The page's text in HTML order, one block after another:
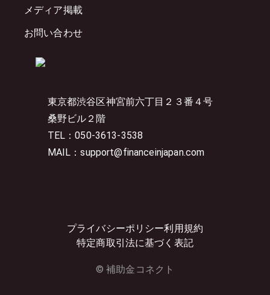
東京都渋谷区神宮前六丁目２３番４号
桑野ビル２階
TEL：050-3613-3538
MAIL：support@financeinjapan.com
プライバシーポリシー利用規約
特定商取引法に基づく表記
© 補助金コネクト
メディア掲載
お問い合わせ